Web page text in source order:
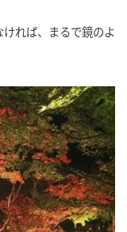
れば、まるで鏡のよ